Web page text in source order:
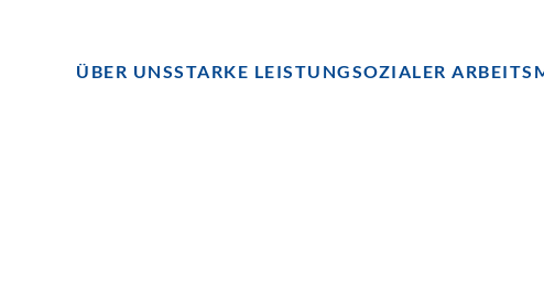
ÜBER UNSSTARKE LEISTUNGSOZIALER